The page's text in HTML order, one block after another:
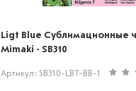
Ligt Blue Сублимационные
Mimaki - SB310
Артикул: SB310-LBT-BB-1